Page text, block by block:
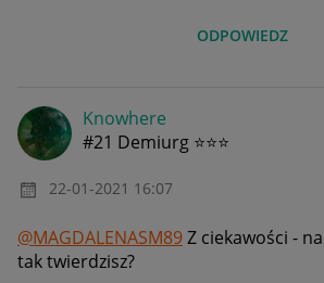
ODPOWIEDZ
Knowhere
#21 Demiurg ⭐⭐⭐
‎22-01-2021 16:07
@MAGDALENASM89Z ciekawości -
tak twierdzisz?